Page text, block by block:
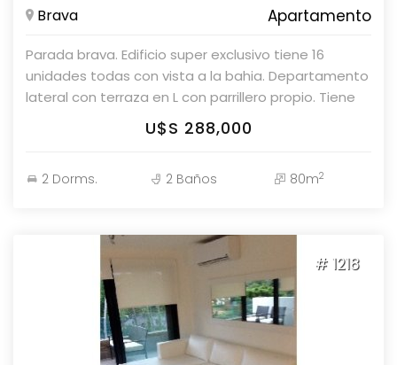
Brava Apartamento
Parada brava. Edificio super exclusivo tiene 16
unidades todas con vista a la bahia. Departamento
lateral con terraza en L con parrillero propio. Tiene
58m2 más terraza. Comodidades 2 dormitorios, 2
baños (uno completo y otro toilete), cocina semi
baulera. Servicios: Recepción 24 horas, servicio de
U$S 288,000
2 Dorms. 2 Baños 80m2
# 1218